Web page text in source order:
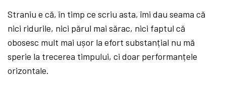
Straniu e că, în timp ce scriu asta, îmi dau seama că
nici ridurile, nici părul mai sărac, nici faptul că
obosesc mult mai ușor la efort substanțial nu mă
sperie la trecerea timpului, ci doar performanțele
orizontale.